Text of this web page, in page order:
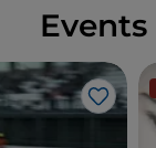
Events
Like